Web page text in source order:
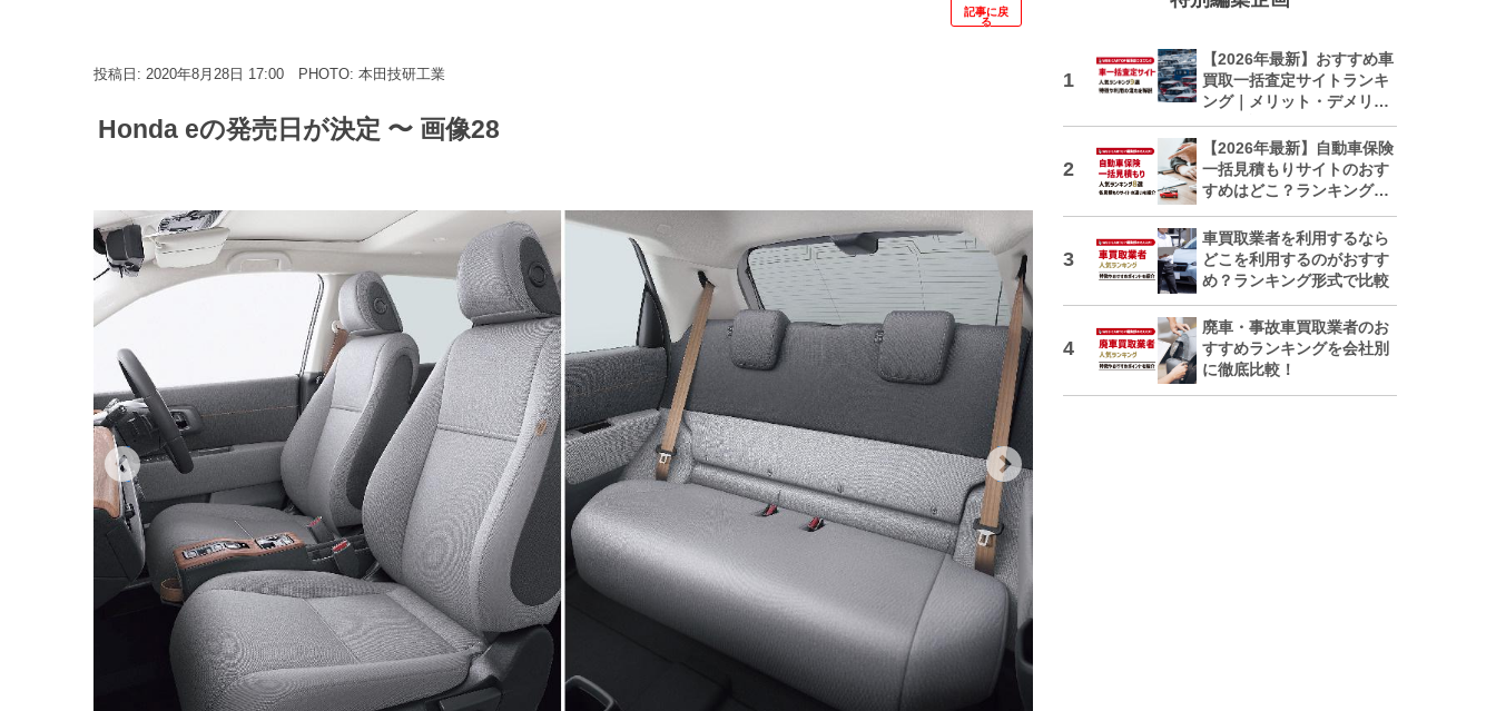
記事に戻
る
投稿日: 2020年8月28日 17:00 PHOTO: 本田技研工業
Honda eの発売日が決定 〜 画像28
【2026年最新】おすすめ車
買取一括査定サイトランキ
ング｜メリット・デメリッ
トも解説
【2026年最新】自動車保険
一括見積もりサイトのおす
すめはどこ？ランキングで
車買取業者を利用するなら
どこを利用するのがおすす
め？ランキング形式で比較
廃車・事故車買取業者のお
すすめランキングを会社別
に徹底比較！